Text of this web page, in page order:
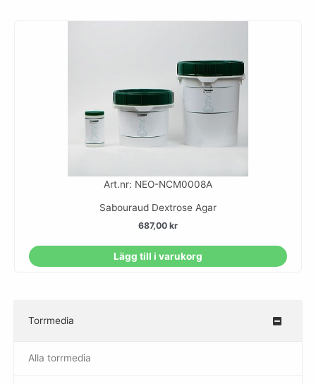
Art.nr: NEO-NCM0008A
Sabouraud Dextrose Agar
687,00 kr
Lägg till i varukorg
Torrmedia
–
Alla torrmedia